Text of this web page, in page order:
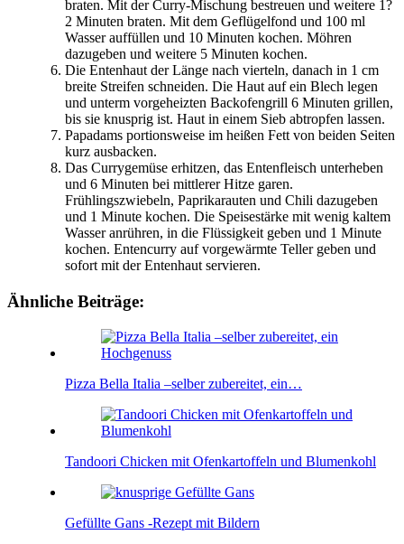
braten. Mit der Curry-Mischung bestreuen und weitere 1?
2 Minuten braten. Mit dem Geflügelfond und 100 ml
Wasser auffüllen und 10 Minuten kochen. Möhren
dazugeben und weitere 5 Minuten kochen.
Die Entenhaut der Länge nach vierteln, danach in 1 cm
breite Streifen schneiden. Die Haut auf ein Blech legen
und unterm vorgeheizten Backofengrill 6 Minuten grillen,
bis sie knusprig ist. Haut in einem Sieb abtropfen lassen.
Papadams portionsweise im heißen Fett von beiden Seiten
kurz ausbacken.
Das Currygemüse erhitzen, das Entenfleisch unterheben
und 6 Minuten bei mittlerer Hitze garen.
Frühlingszwiebeln, Paprikarauten und Chili dazugeben
und 1 Minute kochen. Die Speisestärke mit wenig kaltem
Wasser anrühren, in die Flüssigkeit geben und 1 Minute
kochen. Entencurry auf vorgewärmte Teller geben und
sofort mit der Entenhaut servieren.
Ähnliche Beiträge:
Pizza Bella Italia –selber zubereitet, ein…
Tandoori Chicken mit Ofenkartoffeln und Blumenkohl
Gefüllte Gans -Rezept mit Bildern